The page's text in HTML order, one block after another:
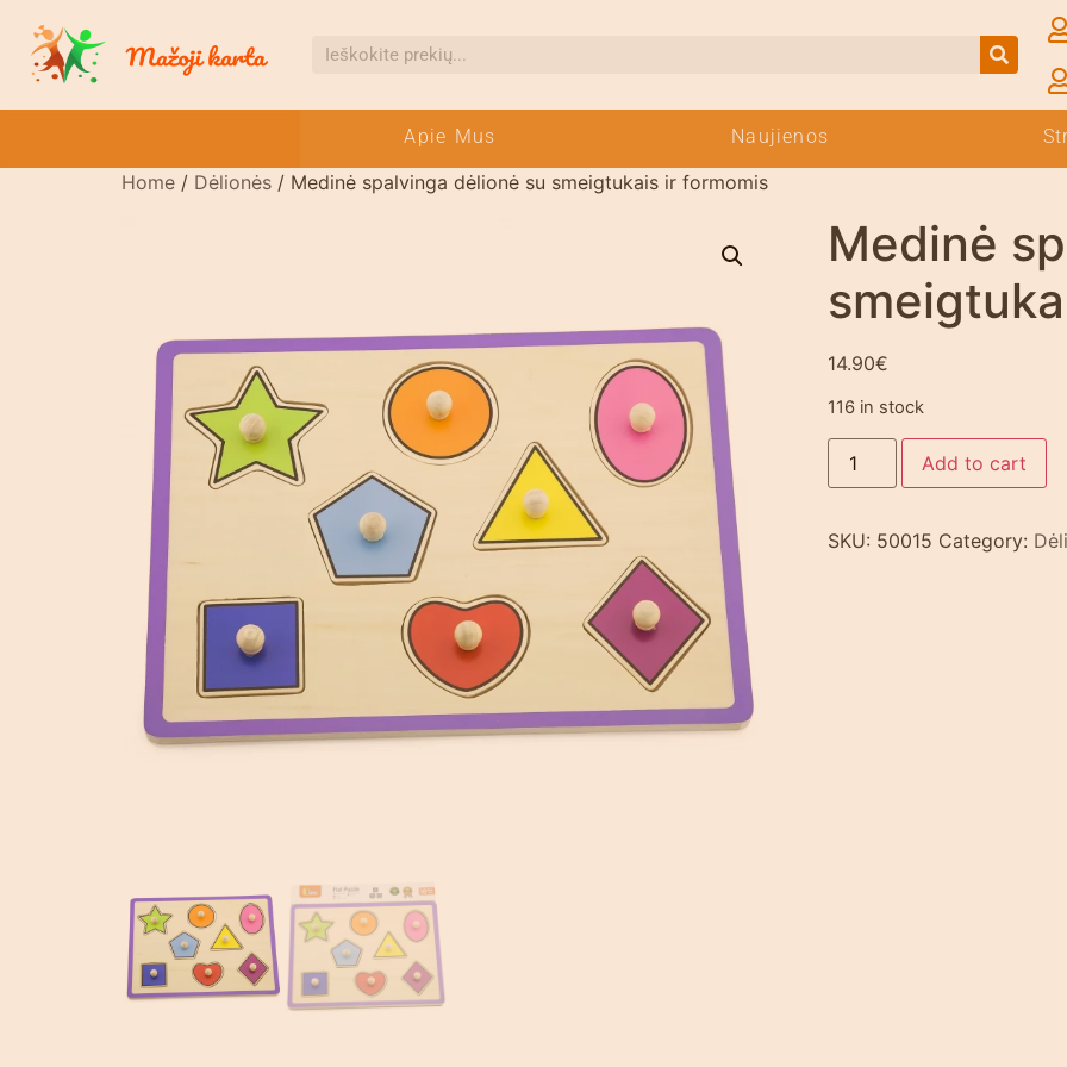
Apie Mus Naujienos
Home / Dėlionės / Medinė spalvinga dėlionė su smeigtukais ir formomis
Medinė
14.90€
116 in stock
Add to cart
SKU: 50015 Category: